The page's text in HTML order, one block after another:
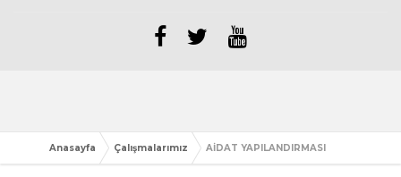
Anasayfa Çalışmalarımız AİDAT YAPILANDIRMASI